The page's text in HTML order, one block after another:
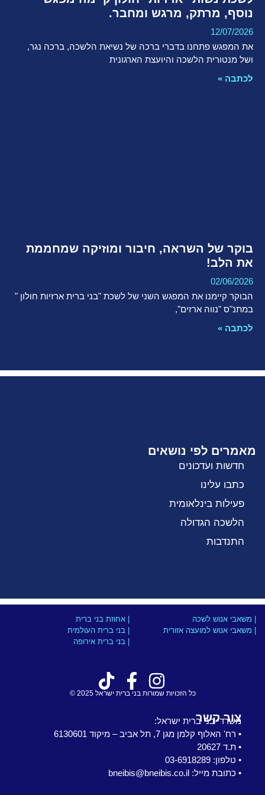
נוסף, מרתק, מרגש ומחבר.
12/07/2026
את המפגש פתחנו בדברי ברכה של נשיאת הלשכה, ברכה נגר,
ושל מנטורית הלשכה והיועצת הארגונית
לכתבה »
בוקר של השראה, חיבור ומוזיקה שמחממת
את הלב!
02/06/2026
הבוקר קיימנו את המפגש השני של לשכת "בני ברית ארזיות חולון "
במתנ"ס "נווה ארזים",
לכתבה »
מאמרים לפי נושאים
חדשות ועדכונים
כתבו עלינו
פעילות בינלאומית
הלשכה הגדולה
התנדבות
| משאבי אנוש לשכה
| משאבי אנוש למועצה אזורית
| אחוזת בני ברית
| בני ברית העולמית
| בני ברית אירופה
כל הזכויות שמורות בני ברית ישראל 2025 ©
צור קשר
משרדי בני ברית ישראל:
• רח' האלוף קלמן מגן 7, תל אביב – מיקוד 6130601
• ת.ד 20627
• טלפון: 03-6918289
• כתובת מייל: bneibis@bneibis.co.il